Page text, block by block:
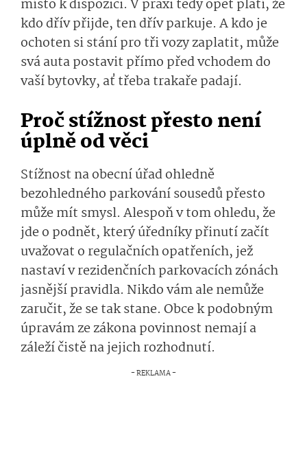
místo k dispozici. V praxi tedy opět platí, že
kdo dřív přijde, ten dřív parkuje. A kdo je
ochoten si stání pro tři vozy zaplatit, může
svá auta postavit přímo před vchodem do
vaší bytovky, ať třeba trakaře padají.
Proč stížnost přesto není
úplně od věci
Stížnost na obecní úřad ohledně
bezohledného parkování sousedů přesto
může mít smysl. Alespoň v tom ohledu, že
jde o podnět, který úředníky přinutí začít
uvažovat o regulačních opatřeních, jež
nastaví v rezidenčních parkovacích zónách
jasnější pravidla. Nikdo vám ale nemůže
zaručit, že se tak stane. Obce k podobným
úpravám ze zákona povinnost nemají a
záleží čistě na jejich rozhodnutí.